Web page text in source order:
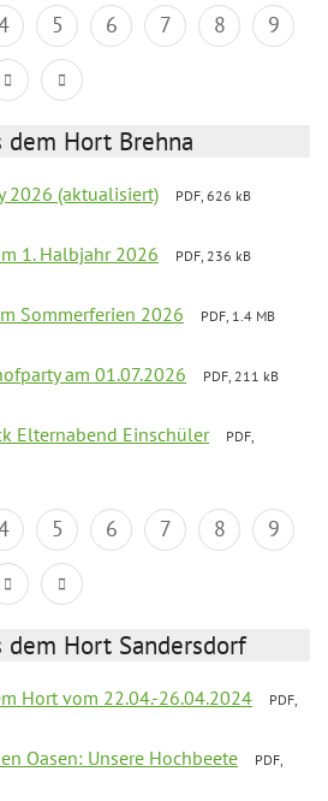
5 6 7 8
9
Hort Brehna
2026 (aktualisiert)
PDF, 626 kB
1. Halbjahr 2026
PDF, 236 kB
Sommerferien 2026
PDF, 1.4 MB
am 01.07.2026
PDF, 211 kB
Elternabend Einschüler
PDF,
5 6 7 8
9
Hort Sandersdorf
Hort vom 22.04.-26.04.2024
PDF,
Oasen: Unsere Hochbeete
PDF,